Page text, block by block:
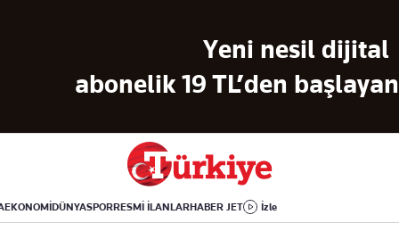
Yeni nesil dijital
abonelik 19 TL’den
EKONOMİDÜNYASPORRESMİ İLANLARHABER JET İzle
Amerika
İsrail-Gazze
Yemek
Aktüel
Sinema
Kitap